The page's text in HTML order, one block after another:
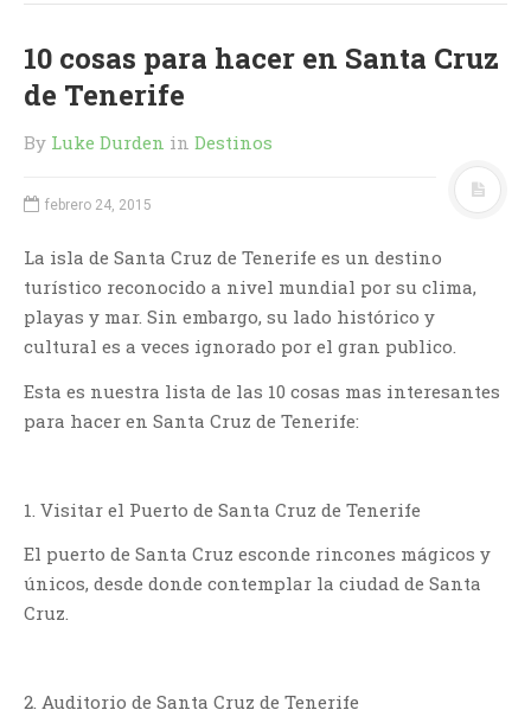
10 cosas para hacer en Santa Cruz
de Tenerife
By Luke Durden in Destinos
febrero 24, 2015
La isla de Santa Cruz de Tenerife es un destino
turístico reconocido a nivel mundial por su clima,
playas y mar. Sin embargo, su lado histórico y
cultural es a veces ignorado por el gran publico.
Esta es nuestra lista de las 10 cosas mas interesantes
para hacer en Santa Cruz de Tenerife:
1. Visitar el Puerto de Santa Cruz de Tenerife
El puerto de Santa Cruz esconde rincones mágicos y
únicos, desde donde contemplar la ciudad de Santa
Cruz.
2. Auditorio de Santa Cruz de Tenerife